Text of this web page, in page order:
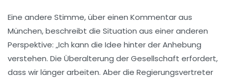
Eine andere Stimme, über einen Kommentar aus
München, beschreibt die Situation aus einer anderen
Perspektive: „Ich kann die Idee hinter der Anhebung
verstehen. Die Überalterung der Gesellschaft erfordert,
dass wir länger arbeiten. Aber die Regierungsvertreter